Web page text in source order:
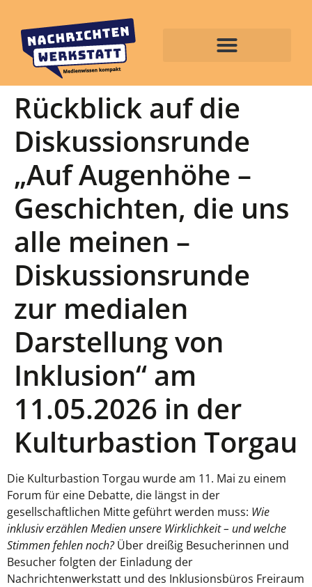
Rückblick auf die
Diskussionsrunde
„Auf Augenhöhe –
Geschichten, die uns
alle meinen –
Diskussionsrunde
zur medialen
Darstellung von
Inklusion“ am
11.05.2026 in der
Kulturbastion Torgau
Die Kulturbastion Torgau wurde am 11. Mai zu einem
Forum für eine Debatte, die längst in der
gesellschaftlichen Mitte geführt werden muss: Wie
inklusiv erzählen Medien unsere Wirklichkeit – und welche
Stimmen fehlen noch?Über dreißig Besucherinnen und
Besucher folgten der Einladung der
Nachrichtenwerkstatt und des Inklusionsbüros Freiraum